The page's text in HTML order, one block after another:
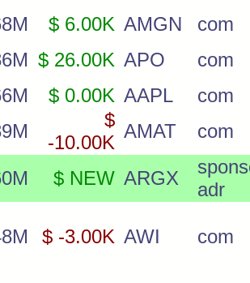
$ 6.00K AMGN
com
$ 26.00K APO
com
$ 0.00K AAPL
com
$
-10.00K
AMAT com
$ NEW ARGX
adr
$ -3.00K AWI com